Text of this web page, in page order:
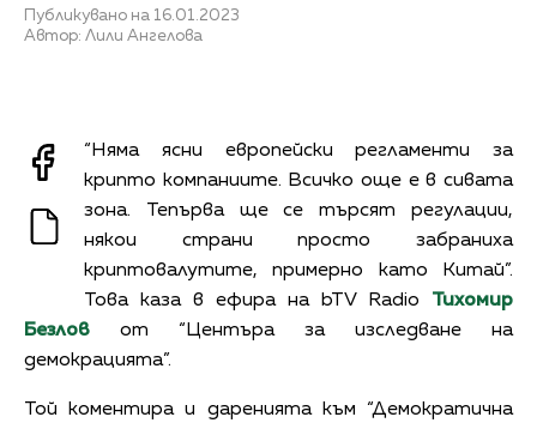
Публикувано на 16.01.2023
Автор: Лили Ангелова
“Няма ясни европейски регламенти за
крипто компаниите. Всичко още е в сивата
зона. Тепърва ще се търсят регулации,
някои страни просто забраниха
криптовалутите, примерно като Китай”.
Това каза в ефира на bTV Radio Тихомир
Безлов от “Центъра за изследване на
демокрацията”.
Той коментира и даренията към “Демократична